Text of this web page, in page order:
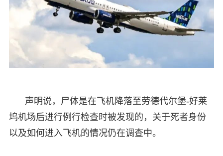
声明说，尸体是在飞机降落至劳德代尔堡-好莱
坞机场后进行例行检查时被发现的，关于死者身份
以及如何进入飞机的情况仍在调查中。